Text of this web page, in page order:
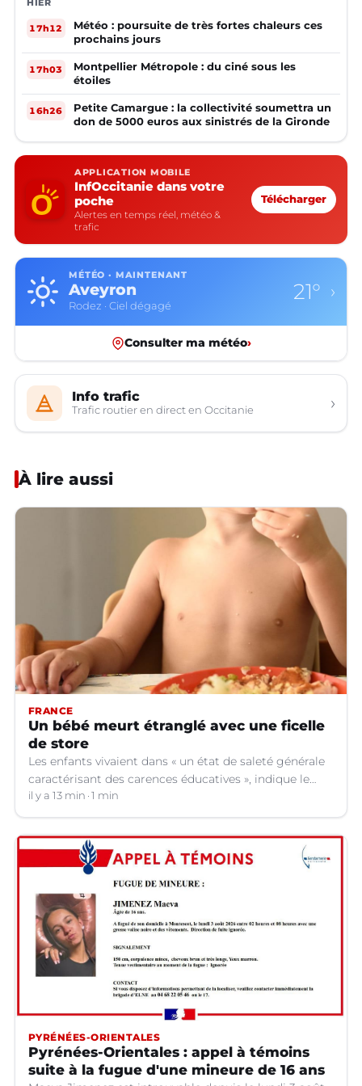
HIER
17h12
Météo : poursuite de très fortes chaleurs ces
prochains jours
17h03
Montpellier Métropole : du ciné sous les
étoiles
16h26
Petite Camargue : la collectivité soumettra un
don de 5000 euros aux sinistrés de la Gironde
APPLICATION MOBILE
InfOccitanie dans votre
poche
Alertes en temps réel, météo &
trafic
Télécharger
MÉTÉO · MAINTENANT
Aveyron
Rodez · Ciel dégagé
21° ›
Consulter ma météo›
Info trafic
Trafic routier en direct en Occitanie ›
À lire aussi
FRANCE
Un bébé meurt étranglé avec une ficelle
de store
Les enfants vivaient dans « un état de saleté générale
caractérisant des carences éducatives », indique le
parquet.
il y a 13 min 1 min
PYRÉNÉES-ORIENTALES
Pyrénées-Orientales : appel à témoins
suite à la fugue d'une mineure de 16 ans